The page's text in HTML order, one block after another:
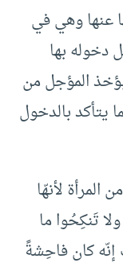
عنها وهي في
دخوله بها
المؤجل من
يتأكد بالدخول
لأنهّا
تَنكِحُوا ما
إنّه كان فاحِشةً